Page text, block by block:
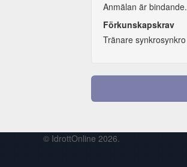
Anmälan är bindande.
Förkunskapskrav
Tränare synkrosynkro
© IdrottOnline 2026.